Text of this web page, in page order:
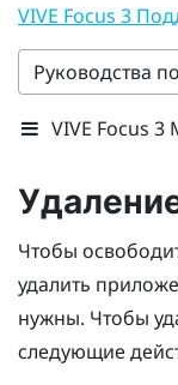
VIVE Focus 3
Руководства
VIVE Focus 3
Чтобы
удалить
нужны. Чтобы
следующие